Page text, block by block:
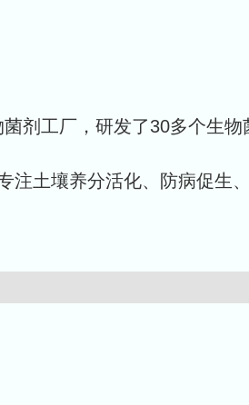
剂工厂，研发了30多个生物
注土壤养分活化、防病促生